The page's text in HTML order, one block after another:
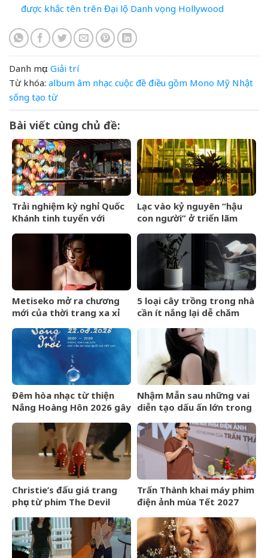
được khắc tên trên Đại lộ Danh vọng Hollywood
Danh mục: Giải trí
Từ khóa: album âm nhạc cuộc đề điều gồm Mono Mỹ Nhật
sống tạo từ
Bài viết cùng chủ đề:
Trải nghiệm kỳ nghỉ Quốc
Khánh tinh tuyển với
Lạc vào kỷ nguyên “hậu
con người” ở triển lãm
Chit Chítt
Metiseko mở ra chương
mới của thời trang xa xỉ
5 loại cây trồng trong nhà
cần ít nắng lại dễ chăm
Đêm hòa nhạc từ thiện
Nắng Hoàng Hôn 2026 gây
thận nhân tạo
Nhậm Mẫn sau những vai
diễn tạo dấu ấn lớn trong
Christie’s đấu giá trang
phục từ phim The Devil
Trấn Thành khai máy phim
điện ảnh mùa Tết 2027